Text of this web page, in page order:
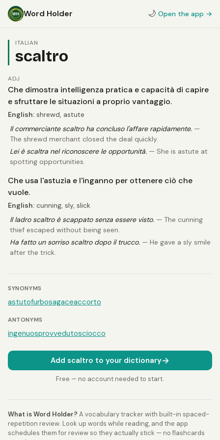
Word Holder 🌙 Open the app →
ITALIAN
scaltro
ADJ
Che dimostra intelligenza pratica e capacità di capire
e sfruttare le situazioni a proprio vantaggio.
English: shrewd, astute
Il commerciante scaltro ha concluso l'affare rapidamente. —
The shrewd merchant closed the deal quickly.
Lei è scaltra nel riconoscere le opportunità. — She is astute at
spotting opportunities.
Che usa l'astuzia e l'inganno per ottenere ciò che
vuole.
English: cunning, sly, slick
Il ladro scaltro è scappato senza essere visto. — The cunning
thief escaped without being seen.
Ha fatto un sorriso scaltro dopo il trucco. — He gave a sly smile
after the trick.
SYNONYMS
astutofurbosagaceaccorto
ANTONYMS
ingenuosprovvedutosciocco
Add scaltro to your dictionary→
Free — no account needed to start.
What is Word Holder? A vocabulary tracker with built-in spaced-
repetition review. Look up words while reading, and the app
schedules them for review so they actually stick — no flashcards